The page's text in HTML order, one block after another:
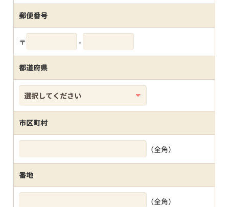
郵便番号
〒 -
都道府県
市区町村
（全角）
番地
（全角）